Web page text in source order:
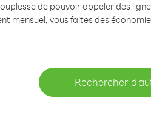
de pouvoir appeler des
mensuel, vous faites des
Rechercher